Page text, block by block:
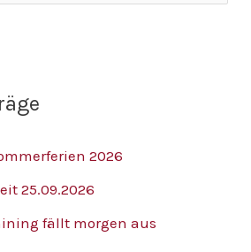
2026
25.09.2026
fällt morgen aus